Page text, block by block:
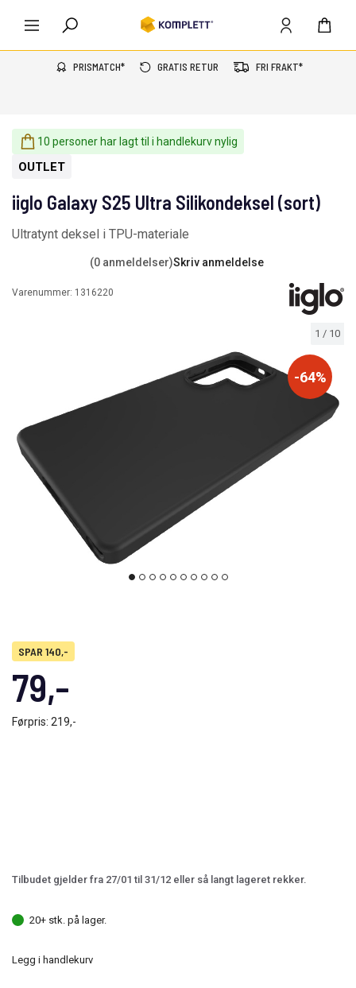
PRISMATCH* GRATIS RETUR FRI FRAKT*
10 personer har lagt til i handlekurv nylig
-64%
1 / 10
OUTLET
iiglo Galaxy S25 Ultra Silikondeksel (sort)
Ultratynt deksel i TPU-materiale
(0 anmeldelser)Skriv anmeldelse
Varenummer: 1316220
SPAR 140,-
79,-
Førpris: 219,-
Tilbudet gjelder fra 27/01 til 31/12 eller så langt lageret rekker.
20+ stk. på lager.
Legg i handlekurv